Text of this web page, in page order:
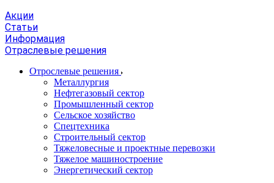
Акции
Статьи
Информация
Отраслевые решения
Отрослевые решения
Металлургия
Нефтегазовый сектор
Промышленный сектор
Сельское хозяйство
Спецтехника
Строительный сектор
Тяжеловесные и проектные перевозки
Тяжелое машиностроение
Энергетический сектор